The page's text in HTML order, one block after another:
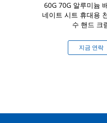
60G 70G 알루미늄
네이트 시트 휴대용
수 핸드 크
지금 연락